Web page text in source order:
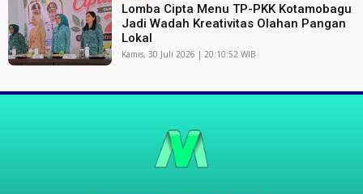
Lomba Cipta Menu TP-PKK Kotamobagu
Jadi Wadah Kreativitas Olahan Pangan
Lokal
Kamis, 30 Juli 2026 | 20:10:52 WIB